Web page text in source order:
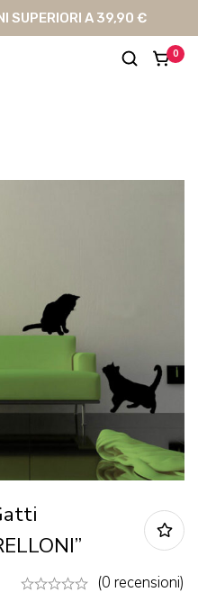
SUPERIORI A 39,90 €
0
(0 recensioni)